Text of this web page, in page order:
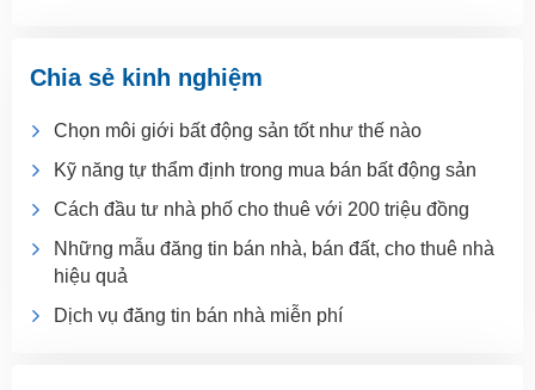
Chia sẻ kinh nghiệm
Chọn môi giới bất động sản tốt như thế nào
Kỹ năng tự thẩm định trong mua bán bất động sản
Cách đầu tư nhà phố cho thuê với 200 triệu đồng
Những mẫu đăng tin bán nhà, bán đất, cho thuê nhà
hiệu quả
Dịch vụ đăng tin bán nhà miễn phí